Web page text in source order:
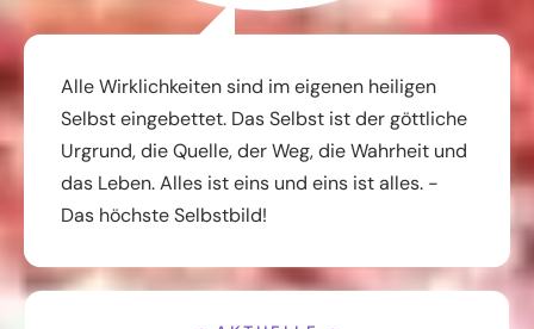
Alle Wirklichkeiten sind im eigenen heiligen
Selbst eingebettet. Das Selbst ist der göttliche
Urgrund, die Quelle, der Weg, die Wahrheit und
das Leben. Alles ist eins und eins ist alles. -
Das höchste Selbstbild!